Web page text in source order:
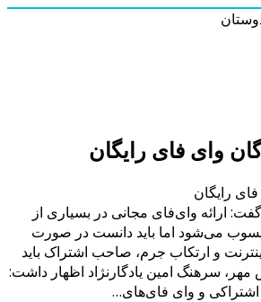
وای فای رایگان
رایگان
ارائه وای‌فای مجانی در بسیاری از
می‌شود اما باید دانست در صورت
و ارتکاب جرم، صاحب اشتراک باید
سرهنگ امین یادگارنژاد اظهار داشت:
اشتراکی و وای فای‌های…